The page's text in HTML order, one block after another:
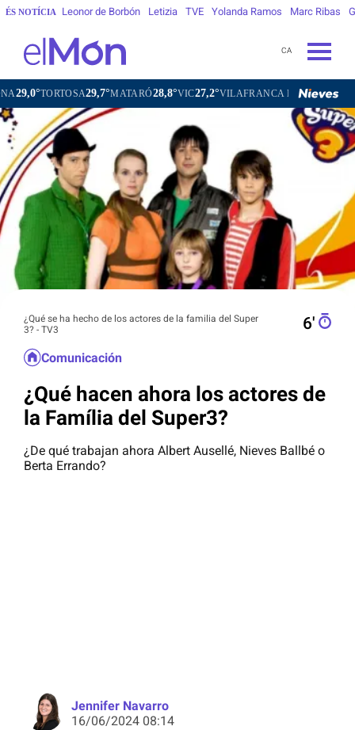
ÉS NOTÍCIA Leonor de Borbón Letizia TVE Yolanda Ramos Marc Ribas
CA
MATARÓ28,8°VIC27,2°VILAFRANCA DEL PENEDÈS25,8° VILANOVA I
¿Qué se ha hecho de los actores de la familia del Super
3? - TV3
6′
Comunicación
¿Qué hacen ahora los actores de
la Família del Super3?
¿De qué trabajan ahora Albert Ausellé, Nieves Ballbé o
Berta Errando?
Jennifer Navarro
16/06/2024 08:14